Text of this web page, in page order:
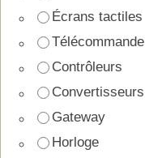
Écrans tactiles
Télécommande
Contrôleurs
Convertisseurs
Gateway
Horloge